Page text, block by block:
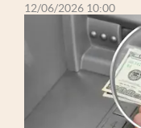
12/06/2026 10:00